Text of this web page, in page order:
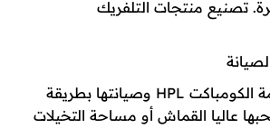
تصنيع منتجات التلفريك
كما تقوم بتكوين خامة الكومباكت HPL وصيانتها بطريقة
عاليا القماش أو مساحة التخيلات